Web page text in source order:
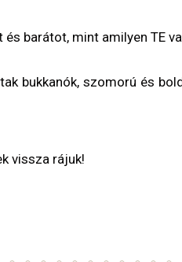
barátot, mint amilyen TE
bukkanók, szomorú és
vissza rájuk!